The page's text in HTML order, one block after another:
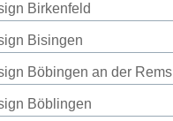
Birkenfeld
Bisingen
Böbingen an der Rems
Böblingen